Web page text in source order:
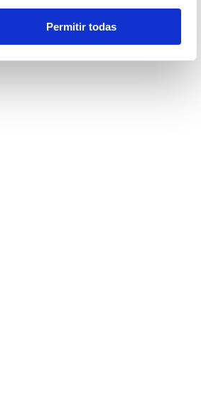
Permitir todas